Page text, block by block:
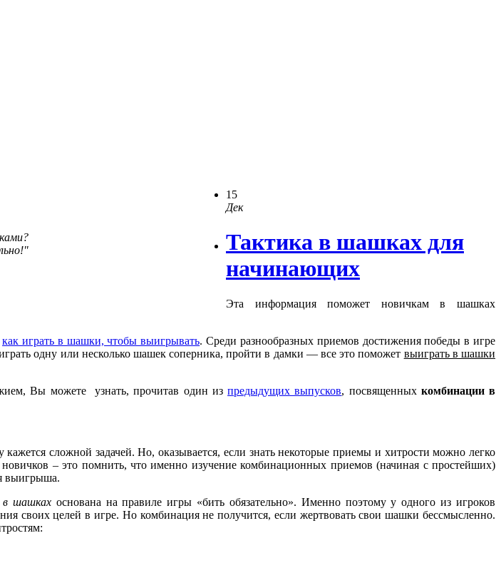
15
Дек
Тактика в шашках для
начинающих
Эта информация поможет новичкам в шашках
как играть в шашки, чтобы выигрывать. Среди разнообразных приемов достижения победы в игре
одну или несколько шашек соперника, пройти в дамки — все это поможет выиграть в шашки
Вы можете узнать, прочитав один изпредыдущих выпусков, посвященных комбинации в
кажется сложной задачей. Но, оказывается, если знать некоторые приемы и хитрости можно легко
– это помнить, что именно изучение комбинационных приемов (начиная с простейших)
выигрыша.
в шашкахоснована на правиле игры «бить обязательно». Именно поэтому у одного из игроков
своих целей в игре. Но комбинация не получится, если жертвовать свои шашки бессмысленно.